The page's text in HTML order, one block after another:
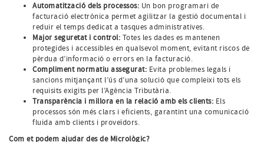
Automatització dels processos: Un bon programari de
facturació electrònica permet agilitzar la gestió documental i
reduir el temps dedicat a tasques administratives.
Major seguretat i control: Totes les dades es mantenen
protegides i accessibles en qualsevol moment, evitant riscos de
pèrdua d’informació o errors en la facturació.
Compliment normatiu assegurat: Evita problemes legals i
sancions mitjançant l’ús d’una solució que compleixi tots els
requisits exigits per l’Agència Tributària.
Transparència i millora en la relació amb els clients: Els
processos són més clars i eficients, garantint una comunicació
fluida amb clients i proveïdors.
Com et podem ajudar des de Micrològic?